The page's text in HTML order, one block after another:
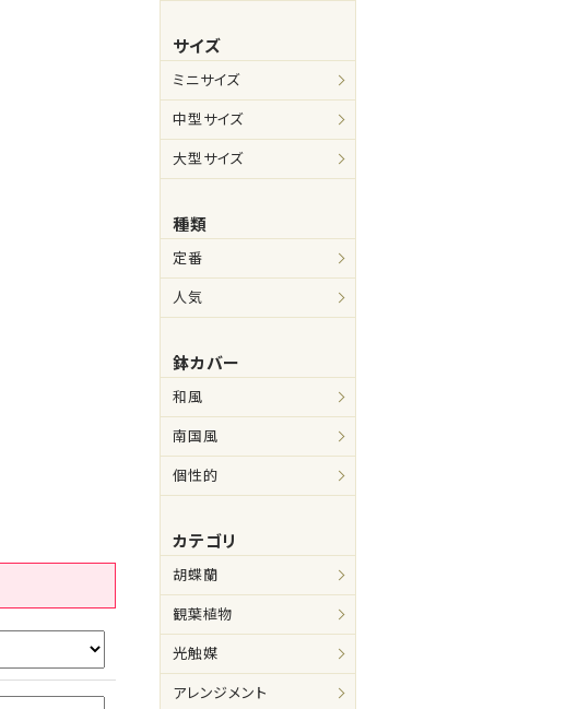
サイズ
ミニサイズ
中型サイズ
大型サイズ
種類
定番
人気
鉢カバー
和風
南国風
個性的
カテゴリ
胡蝶蘭
観葉植物
光触媒
アレンジメント